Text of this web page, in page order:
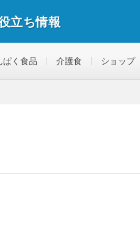
立ち情報
ぱく食品 介護食 ショップ